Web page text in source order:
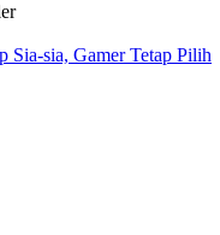
Sia-sia, Gamer Tetap Pilih